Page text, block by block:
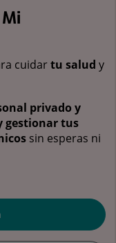
cuidartu salud y
privado y
gestionar tus
sin esperas ni